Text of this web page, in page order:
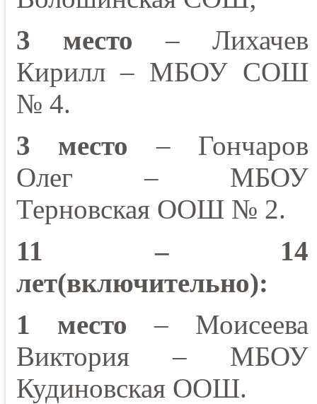
3 место – Лихачев
Кирилл – МБОУ СОШ
№ 4.
3 место – Гончаров
Олег – МБОУ
Терновская ООШ № 2.
11 – 14
лет(включительно):
1 место – Моисеева
Виктория – МБОУ
Кудиновская ООШ.